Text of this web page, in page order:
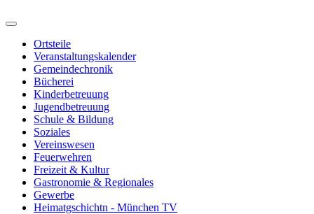
Ortsteile
Veranstaltungskalender
Gemeindechronik
Bücherei
Kinderbetreuung
Jugendbetreuung
Schule & Bildung
Soziales
Vereinswesen
Feuerwehren
Freizeit & Kultur
Gastronomie & Regionales
Gewerbe
Heimatgschichtn - München TV